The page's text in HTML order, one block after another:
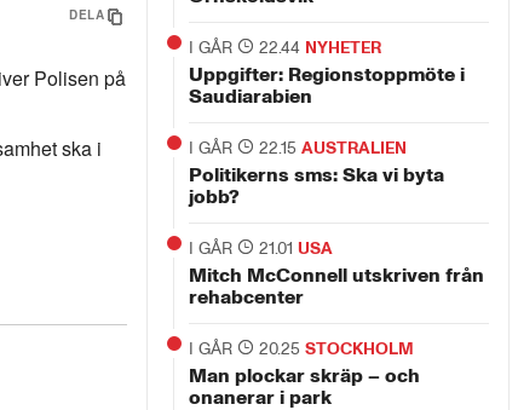
DELA
Polisen på
ska i
I GÅR 22.44 NYHETER
Uppgifter: Regionstoppmöte i
Saudiarabien
I GÅR 22.15AUSTRALIEN
Politikerns sms: Ska vi byta
jobb?
I GÅR 21.01USA
Mitch McConnell utskriven från
rehabcenter
I GÅR 20.25STOCKHOLM
Man plockar skräp – och
onanerar i park